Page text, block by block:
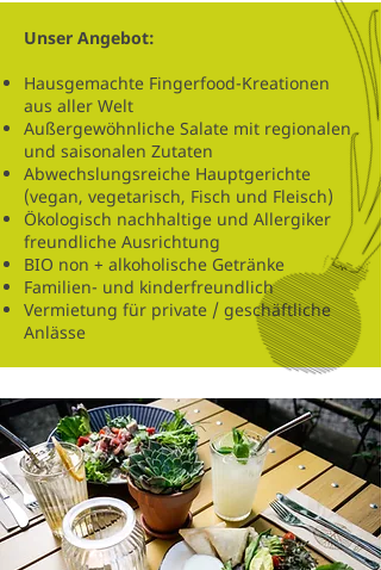
Unser Angebot:
Hausgemachte Fingerfood-Kreationen
aus aller Welt
Außergewöhnliche Salate mit regionalen
und saisonalen Zutaten
Abwechslungsreiche Hauptgerichte
(vegan, vegetarisch, Fisch und Fleisch)
Ökologisch nachhaltige und Allergiker
freundliche Ausrichtung
BIO non + alkoholische Getränke
Familien- und kinderfreundlich
Vermietung für private / geschäftliche
Anlässe